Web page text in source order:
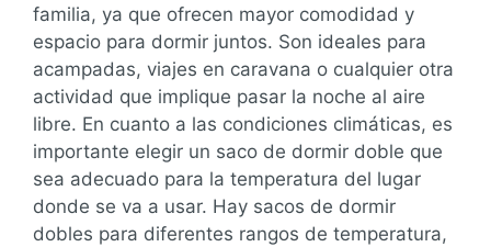
familia, ya que ofrecen mayor comodidad y
espacio para dormir juntos. Son ideales para
acampadas, viajes en caravana o cualquier otra
actividad que implique pasar la noche al aire
libre. En cuanto a las condiciones climáticas, es
importante elegir un saco de dormir doble que
sea adecuado para la temperatura del lugar
donde se va a usar. Hay sacos de dormir
dobles para diferentes rangos de temperatura,